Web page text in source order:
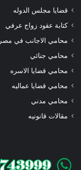
قضايا مجلس الدوله
كتابة عقود زواج عرفي
محامي الاجانب في مصر
محامي جنائي
محامي قضايا الاسره
محامي قضايا عماليه
محامي مدني
مقالات قانونيه